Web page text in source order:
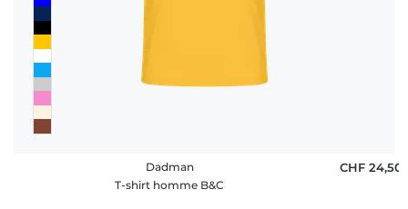
Dadman
T-shirt homme B&C
CHF 24,50